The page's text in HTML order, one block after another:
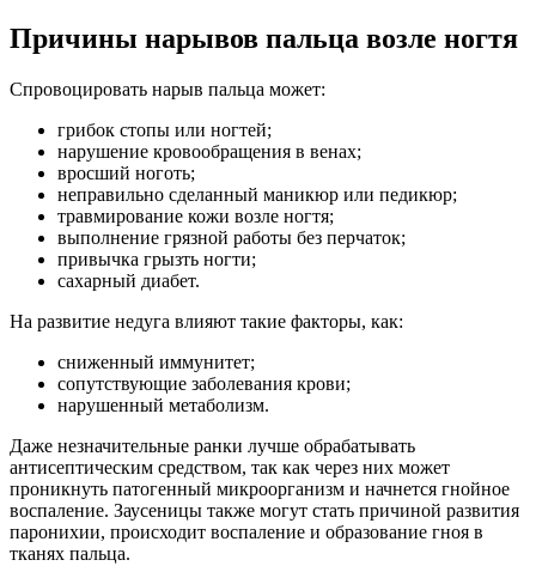
Причины нарывов пальца возле ногтя
Спровоцировать нарыв пальца может:
грибок стопы или ногтей;
нарушение кровообращения в венах;
вросший ноготь;
неправильно сделанный маникюр или педикюр;
травмирование кожи возле ногтя;
выполнение грязной работы без перчаток;
привычка грызть ногти;
сахарный диабет.
На развитие недуга влияют такие факторы, как:
сниженный иммунитет;
сопутствующие заболевания крови;
нарушенный метаболизм.
Даже незначительные ранки лучше обрабатывать
антисептическим средством, так как через них может
проникнуть патогенный микроорганизм и начнется гнойное
воспаление. Заусеницы также могут стать причиной развития
паронихии, происходит воспаление и образование гноя в
тканях пальца.